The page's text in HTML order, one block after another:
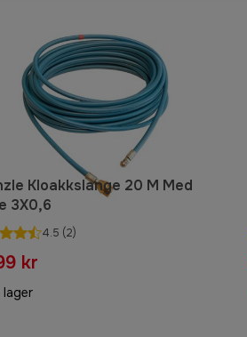
Kloakkslange 20 M Med
3X0,6
4.5 (2)
kr
lager